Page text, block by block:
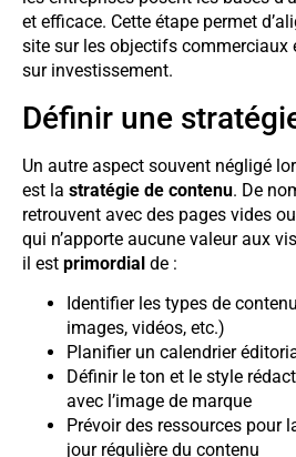
et efficace. Cette étape permet
site sur les objectifs commerciaux
sur investissement.
Définir une
Un autre aspect souvent négligé
est la stratégie de contenu. De
retrouvent avec des pages vides
qui n’apporte aucune valeur aux
il est primordial de :
Identifier les types de
images, vidéos, etc.)
Planifier un calendrier
Définir le ton et le style
avec l’image de marque
Prévoir des ressources pour
jour régulière du contenu